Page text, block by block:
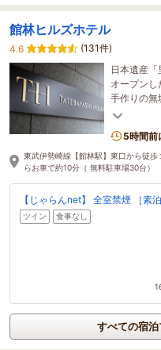
館林ヒルズホテル
4.6
(131件)
日本遺産
オープン
手作りの無
だわった
5時間前
東武伊勢崎線【館林駅】東口から徒
らお車で約10分（ 無料駐車場30台）
【じゃらんnet】 全室禁煙 ［素
ツイン 食事なし
すべての宿泊